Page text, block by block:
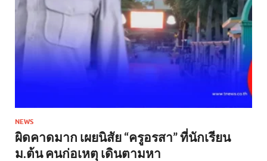
NEWS
ผิดคาดมาก เผยนิสัย “ครูอรสา” ที่นักเรียน
ม.ต้น คนก่อเหตุ เดินตามหา